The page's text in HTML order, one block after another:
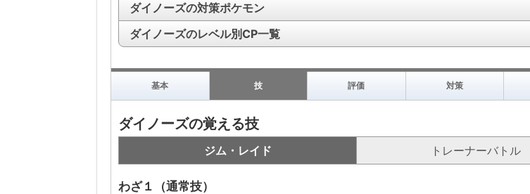
ダイノーズの対策ポケモン
ダイノーズのレベル別CP一覧
基本 技 評価 対策
ダイノーズの覚える技
ジム・レイド トレーナーバトル
わざ１（通常技）